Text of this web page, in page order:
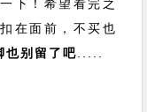
下！希望看完之
在面前，不买也
也别留了吧